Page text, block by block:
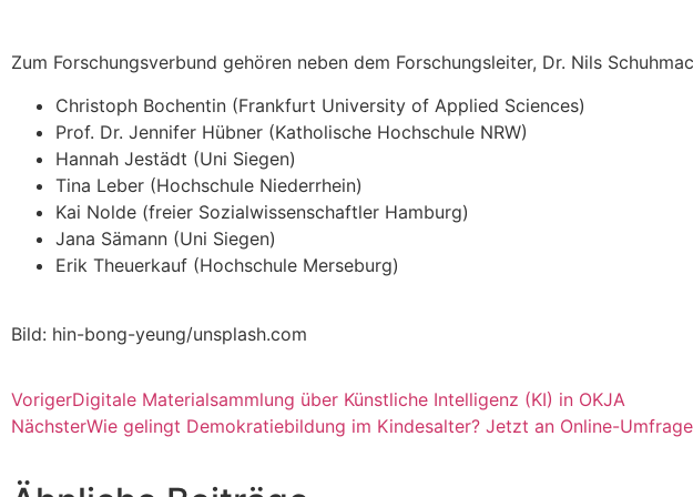
Zum Forschungsverbund gehören neben dem Forschungsleiter, Dr. Nils
Christoph Bochentin (Frankfurt University of Applied Sciences)
Prof. Dr. Jennifer Hübner (Katholische Hochschule NRW)
Hannah Jestädt (Uni Siegen)
Tina Leber (Hochschule Niederrhein)
Kai Nolde (freier Sozialwissenschaftler Hamburg)
Jana Sämann (Uni Siegen)
Erik Theuerkauf (Hochschule Merseburg)
Bild: hin-bong-yeung/unsplash.com
VorigerDigitale Materialsammlung über Künstliche Intelligenz (KI) in OKJA
NächsterWie gelingt Demokratiebildung im Kindesalter? Jetzt an Online-